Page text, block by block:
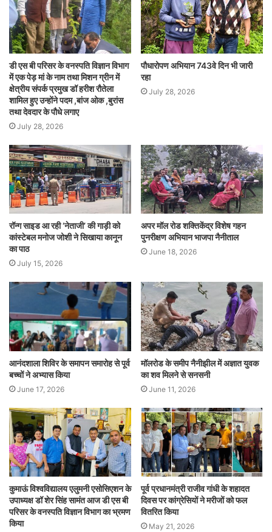
डी एस बी परिसर के वनस्पति विज्ञान विभाग
में एक पेड़ मां के नाम तथा मिशन ग्रीन में
क्षेत्रीय संपर्क प्रमुख डॉ हरीश रौतेला
शामिल हुए उन्होंने पदम ,बांज ओक ,बुरांस
तथा देवदार के पौधे लगाए
July 28, 2026
पौधारोपण अभियान 743वे दिन भी जारी
रहा
July 28, 2026
रॉन्ग साइड आ रही ‘नेताजी’ की गाड़ी को
कांस्टेबल मनोज जोशी ने सिखाया कानून
का पाठ
July 15, 2026
अपर मॉल रोड शक्तिकेंद्र विशेष गहन
पुनरीक्षण अभियान भाजपा नैनीताल
June 18, 2026
आनंदशाला शिविर के समापन समारोह से पूर्व
बच्चों ने अभ्यास किया
June 17, 2026
मॉलरोड के समीप नैनीझील में अज्ञात युवक
का शव मिलने से सनसनी
June 11, 2026
कुमाऊं विश्वविद्यालय एलुमनी एसोसिएशन के
उपाध्यक्ष डॉ शेर सिंह सामंत आज डी एस बी
परिसर के वनस्पति विज्ञान विभाग का भ्रमण
किया
पूर्व प्रधानमंत्री राजीव गांधी के शहादत
दिवस पर कांग्रेसियों ने मरीजों को फल
वितरित किया
May 21, 2026